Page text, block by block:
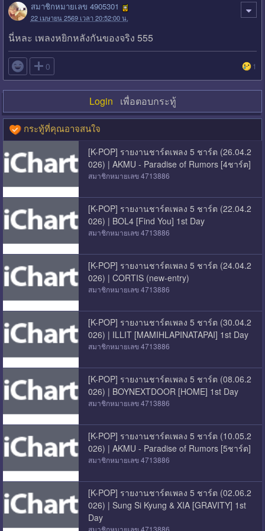
สมาชิกหมายเลข 4905301
22 เมษายน 2569 เวลา 20:52:00 น.
นี่หละ เพลงหยิกหลังกันของจริง 555
 0 1
Login เพื่อตอบกระทู้
กระทู้ที่คุณอาจสนใจ
[K-POP] รายงานชาร์ตเพลง 5 ชาร์ต (26.04.2
026) | AKMU - Paradise of Rumors [4ชาร์ต]
สมาชิกหมายเลข 4713886
[K-POP] รายงานชาร์ตเพลง 5 ชาร์ต (22.04.2
026) | BOL4 [Find You] 1st Day
สมาชิกหมายเลข 4713886
[K-POP] รายงานชาร์ตเพลง 5 ชาร์ต (24.04.2
026) | CORTIS (new-entry)
สมาชิกหมายเลข 4713886
[K-POP] รายงานชาร์ตเพลง 5 ชาร์ต (30.04.2
026) | ILLIT [MAMIHLAPINATAPAI] 1st Day
สมาชิกหมายเลข 4713886
[K-POP] รายงานชาร์ตเพลง 5 ชาร์ต (08.06.2
026) | BOYNEXTDOOR [HOME] 1st Day
สมาชิกหมายเลข 4713886
[K-POP] รายงานชาร์ตเพลง 5 ชาร์ต (10.05.2
026) | AKMU - Paradise of Rumors [5ชาร์ต]
สมาชิกหมายเลข 4713886
[K-POP] รายงานชาร์ตเพลง 5 ชาร์ต (02.06.2
026) | Sung Si Kyung & XIA [GRAVITY] 1st
Day
สมาชิกหมายเลข 4713886